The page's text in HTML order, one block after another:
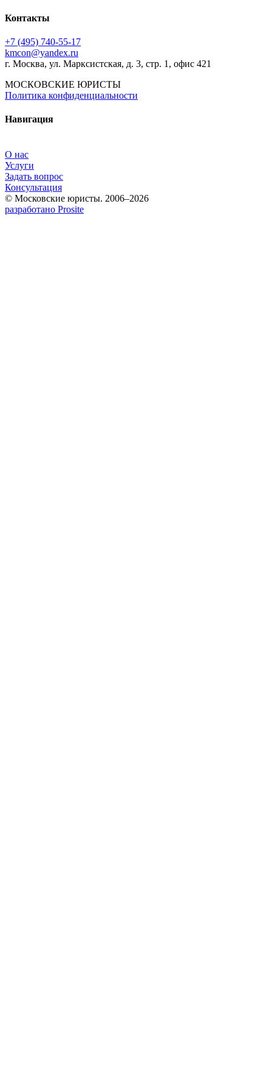
Контакты
+7 (495) 740‑55‑17
kmcon@yandex.ru
г. Москва, ул. Марксистская, д. 3, стр. 1, офис 421
МОСКОВСКИЕ ЮРИСТЫ
Политика конфиденциальности
Навигация
О нас
Услуги
Задать вопрос
Консультация
© Московские юристы. 2006–2026
разработано Prosite